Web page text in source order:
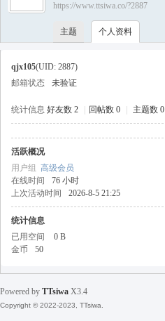
丝
›
https://www.ttsiwa.co/?2887
主题 个人资料
qjx105(UID: 2887)
邮箱状态
未验证
统计信息 好友数 2 回帖数 0 主题数 0
活跃概况
用户组 高级会员
在线时间
76 小时
上次活动时间
2026-8-5 21:25
统计信息
已用空间
0 B
金币
50
Powered by TTsiwa X3.4
Copyright © 2022-2023, TTsiwa.